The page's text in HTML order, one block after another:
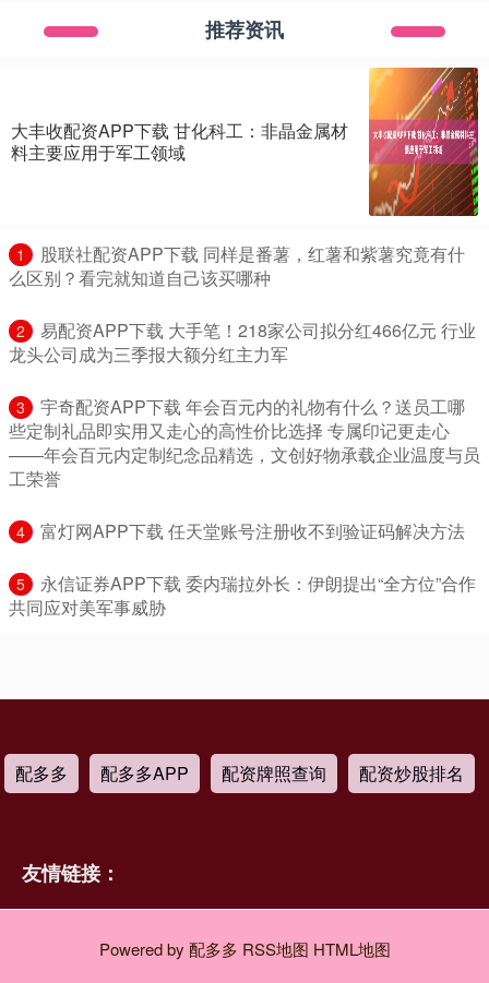
推荐资讯
大丰收配资APP下载 甘化科工：非晶金属材
料主要应用于军工领域
1
​股联社配资APP下载 同样是番薯，红薯和紫薯究竟有什
么区别？看完就知道自己该买哪种
2
​易配资APP下载 大手笔！218家公司拟分红466亿元 行业
龙头公司成为三季报大额分红主力军
3
​宇奇配资APP下载 年会百元内的礼物有什么？送员工哪
些定制礼品即实用又走心的高性价比选择 专属印记更走心
——年会百元内定制纪念品精选，文创好物承载企业温度与员
工荣誉
4 ​富灯网APP下载 任天堂账号注册收不到验证码解决方法
5
​永信证券APP下载 委内瑞拉外长：伊朗提出“全方位”合作
共同应对美军事威胁
配多多 配多多APP 配资牌照查询 配资炒股排名
友情链接：
Powered by 配多多 RSS地图 HTML地图